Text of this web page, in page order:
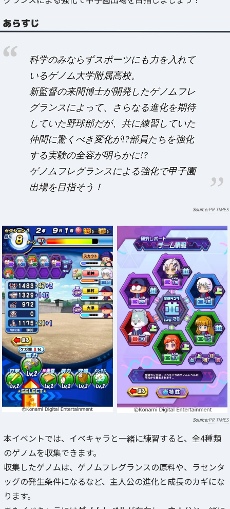
あらすじ
科学のみならずスポーツにも力を入れて
いるゲノム大学附属高校。
新監督の来間博士が開発したゲノムフレ
グランスによって、さらなる進化を期待
していた野球部だが、共に練習していた
仲間に驚くべき変化が!?部員たちを強化
する実験の全容が明らかに!?
ゲノムフレグランスによる強化で甲子園
出場を目指そう！
PR TIMES
PR TIMES
本イベントでは、イベキャラと一緒に練習すると、全4種類
のゲノムを収集できます。
収集したゲノムは、ゲノムフレグランスの原料や、ラセンタ
ッグの発生条件になるなど、主人公の進化と成長のカギにな
ります。